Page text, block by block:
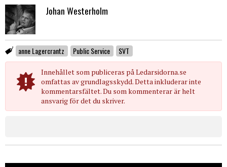
Johan Westerholm
anne Lagercrantz Public Service SVT
Innehållet som publiceras på Ledarsidorna.se
omfattas av grundlagsskydd. Detta inkluderar inte
kommentarsfältet. Du som kommenterar är helt
ansvarig för det du skriver.